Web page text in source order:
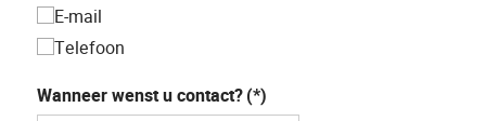
E-mail
Telefoon
Wanneer wenst u contact?(*)